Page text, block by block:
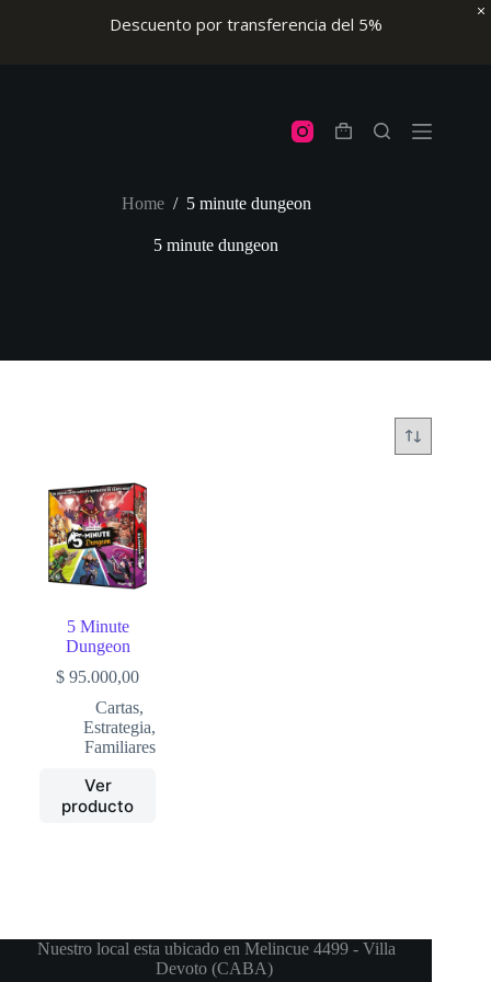
Descuento por transferencia del 5%
Shopping
Home / 5 minute dungeon
5 minute dungeon
5 Minute
Dungeon
$ 95.000,00
Cartas,
Estrategia,
Familiares
Ver
producto
Nuestro local esta ubicado en Melincue 4499 - Villa
Devoto (CABA)